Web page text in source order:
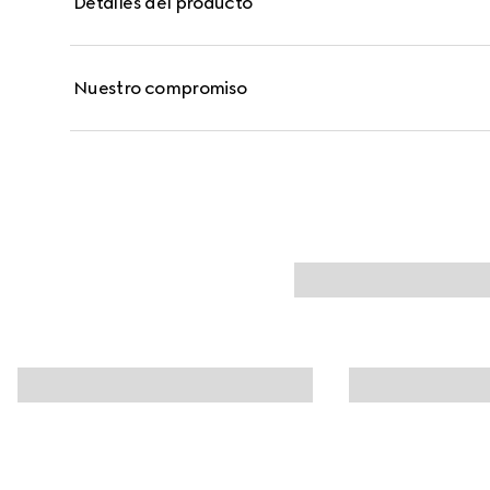
calor, la humedad, el sudor y el agua. Se distribuye
Nuestro compromiso